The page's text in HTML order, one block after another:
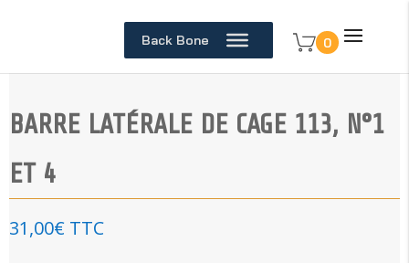
Back Bone 0
BARRE LATÉRALE DE CAGE 113, N°1
ET 4
31,00€ TTC